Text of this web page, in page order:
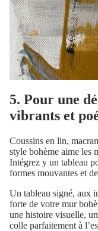
5. Pour une
vibrants et
Coussins en lin,
style bohème aime les
Intégrez y un tableau
formes mouvantes et
Un tableau signé, aux
forte de votre mur
une histoire visuelle,
colle parfaitement à